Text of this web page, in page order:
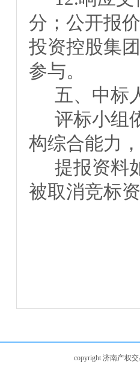
分；公开报
投资控股集
参与。
五、中标
评标小组
构综合能力
提报资料
被取消竞标
copyright 济南产权